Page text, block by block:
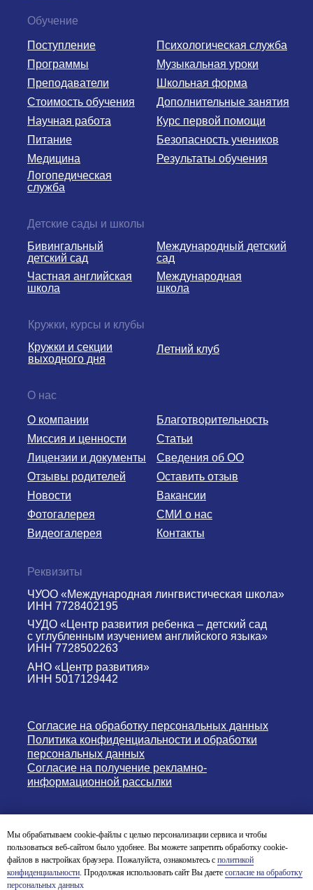
Результаты обучения
Безопасность учеников
Курс первой помощи
Научная работа
Дополнительные занятия
Школьная форма
Музыкальная уроки
Психологическая служба
Логопедическая
служба
Медицина
Питание
Поступление
Стоимость обучения
Преподаватели
Программы
Обучение
ЧУДО «Центр развития ребенка – детский сад
с углубленным изучением английского языка»
ИНН 7728502263
АНО «Центр развития»
ИНН 5017129442
ЧУОО «Международная лингвистическая школа»
ИНН 7728402195
Реквизиты
Сведения об ОО
Вакансии
Оставить отзыв
Новости
Благотворительность
Видеогалерея
Фотогалерея
О компании
Отзывы родителей
Миссия и ценности
Статьи
Лицензии и документы
СМИ о нас
Контакты
О нас
Международная
школа
Частная английская
школа
Международный детский
сад
Бивингальный
детский сад
Детские сады и школы
Кружки и секции
выходного дня
Летний клуб
Кружки, курсы и клубы
© English Nursery & Primary School 2004-2026
Согласие на обработку персональных данных
Политика конфиденциальности и обработки
персональных данных
Согласие на получение рекламно-
информационной рассылки
Мы обрабатываем cookie-файлы с целью персонализации сервиса и чтобы
пользоваться веб-сайтом было удобнее. Вы можете запретить обработку cookie-
файлов в настройках браузера. Пожалуйста, ознакомьтесь с политикой
конфиденциальности. Продолжая использовать сайт Вы даете согласие на обработку
персональных данных